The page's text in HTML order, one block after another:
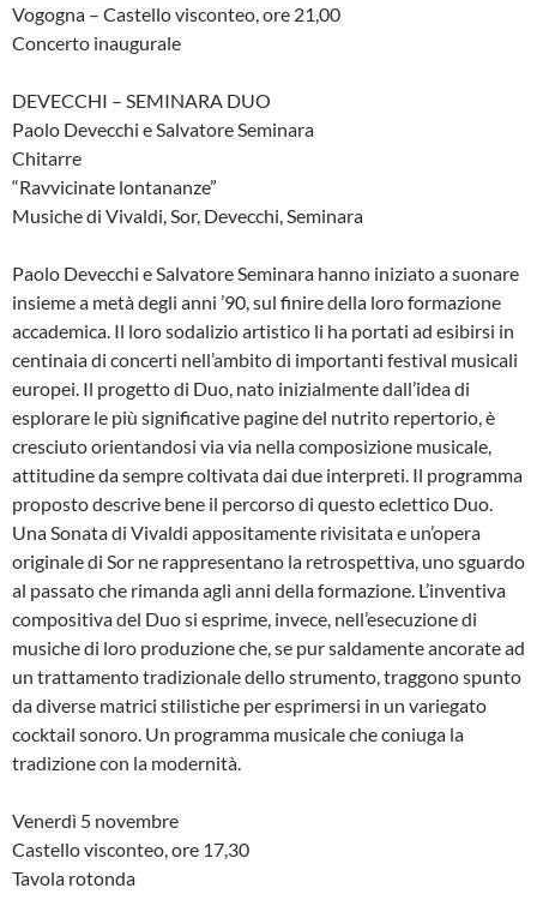
Vogogna – Castello visconteo, ore 21,00
Concerto inaugurale
DEVECCHI – SEMINARA DUO
Paolo Devecchi e Salvatore Seminara
Chitarre
“Ravvicinate lontananze”
Musiche di Vivaldi, Sor, Devecchi, Seminara
Paolo Devecchi e Salvatore Seminara hanno iniziato a suonare
insieme a metà degli anni ’90, sul finire della loro formazione
accademica. Il loro sodalizio artistico li ha portati ad esibirsi in
centinaia di concerti nell’ambito di importanti festival musicali
europei. Il progetto di Duo, nato inizialmente dall’idea di
esplorare le più significative pagine del nutrito repertorio, è
cresciuto orientandosi via via nella composizione musicale,
attitudine da sempre coltivata dai due interpreti. Il programma
proposto descrive bene il percorso di questo eclettico Duo.
Una Sonata di Vivaldi appositamente rivisitata e un’opera
originale di Sor ne rappresentano la retrospettiva, uno sguardo
al passato che rimanda agli anni della formazione. L’inventiva
compositiva del Duo si esprime, invece, nell’esecuzione di
musiche di loro produzione che, se pur saldamente ancorate ad
un trattamento tradizionale dello strumento, traggono spunto
da diverse matrici stilistiche per esprimersi in un variegato
cocktail sonoro. Un programma musicale che coniuga la
tradizione con la modernità.
Venerdì 5 novembre
Castello visconteo, ore 17,30
Tavola rotonda